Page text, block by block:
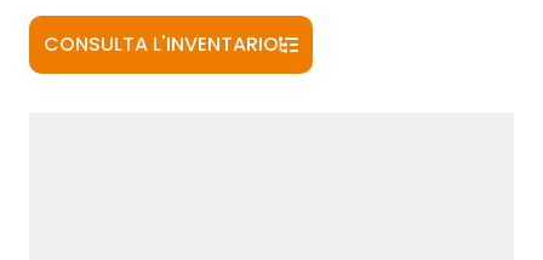
CONSULTA L'INVENTARIO